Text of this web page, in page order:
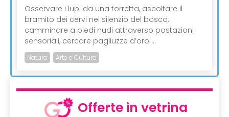
Osservare i lupi da una torretta, ascoltare il
bramito dei cervi nel silenzio del bosco,
camminare a piedi nudi attraverso postazioni
sensoriali, cercare pagliuzze d’oro ...
Natura Arte e Cultura
Offerte in vetrina